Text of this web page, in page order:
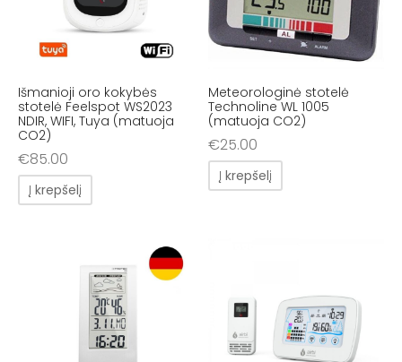
Išmanioji oro kokybės
stotelė Feelspot WS2023
NDIR, WIFI, Tuya (matuoja
CO2)
€85.00
Į krepšelį
Meteorologinė stotelė
Technoline WL 1005
(matuoja CO2)
€25.00
Į krepšelį